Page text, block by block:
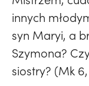
innych
syn Maryi, a
Szymona?
siostry? (Mk